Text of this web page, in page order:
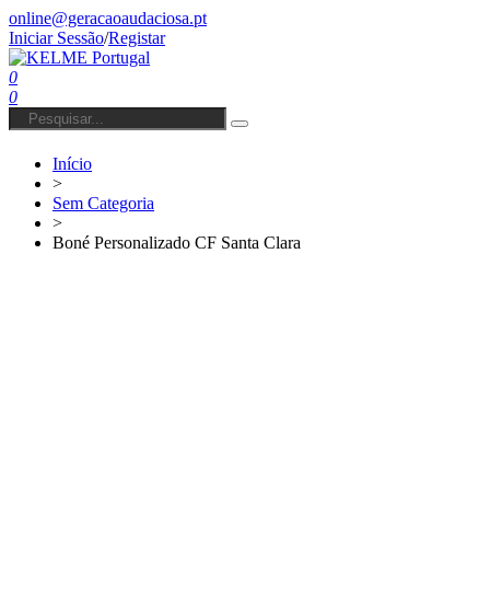
online@geracaoaudaciosa.pt
Iniciar Sessão/Registar
0
0
Início
>
Sem Categoria
>
Boné Personalizado CF Santa Clara